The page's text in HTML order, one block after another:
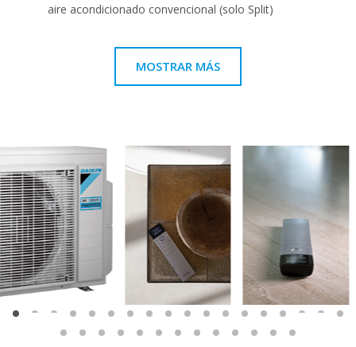
aire acondicionado convencional (solo Split)
MOSTRAR MÁS